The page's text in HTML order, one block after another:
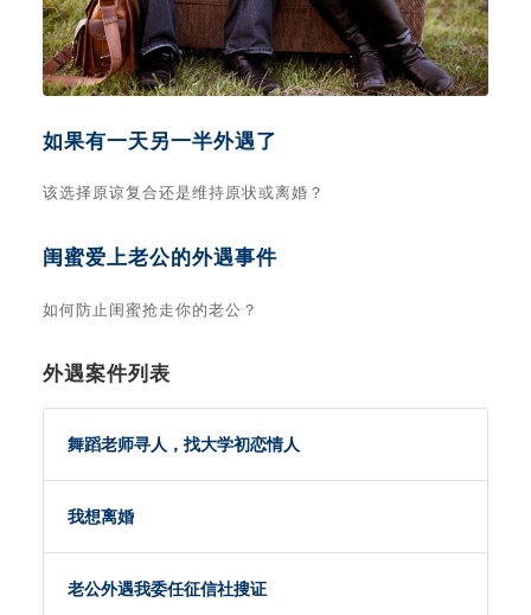
如果有一天另一半外遇了
该选择原谅复合还是维持原状或离婚？
闺蜜爱上老公的外遇事件
如何防止闺蜜抢走你的老公？
外遇案件列表
舞蹈老师寻人，找大学初恋情人
我想离婚
老公外遇我委任征信社搜证